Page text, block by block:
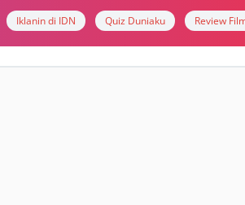
Iklanin di IDN Quiz Duniaku Review